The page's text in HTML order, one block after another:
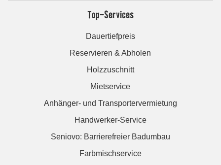
Top-Services
Dauertiefpreis
Reservieren & Abholen
Holzzuschnitt
Mietservice
Anhänger- und Transportervermietung
Handwerker-Service
Seniovo: Barrierefreier Badumbau
Farbmischservice